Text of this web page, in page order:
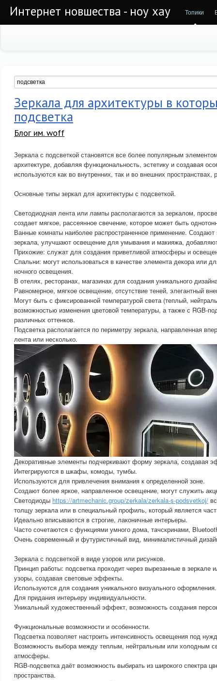
Интернет новшества - ноу хау Топики
Зеркала для архитектуры в
подсветка
Блог им. woff
Зеркала с подсветкой становятся все более популярным
архитектуре, добавляя функциональность, эстетику и создавая
используются как во внутренних, так и во внешних
Основные типы зеркал для архитектуры с подсветкой.
Светодиодная лента или лампы располагаются за зеркалом,
создает мягкое, рассеянное свечение, которое может быть
Ванные комнаты наиболее распространенное применение.
зеркала, улучшают освещение для умывания и макияжа,
Прихожие: служат для создания приветливой атмосферы и
Спальни: могут использоваться в качестве элемента декора или
ночного освещения.
В отелях, ресторанах, магазинах для создания уникального
Равномерное, мягкое освещение, отсутствие теней, элегантный
Могут быть с фиксированной температурой света (теплый,
возможностью изменения цветовой температуры, а также с RGB-
различных оттенков.
Подсветка располагается по периметру зеркала, направленная
лента или несколько.
Декоративные элементы подчеркивают форму зеркала, создавая
Интегрируются в шкафы, комоды, тумбы.
Используются для привлечения внимания к определенной зоне.
Создают более яркое, направленное освещение, могут служить
Светодиоды https://artmechanic.group/zerkala/zerkala-s-podsvetkoj/
толщу зеркала или в специальный профиль, который является
Идеально вписываются в строгие, лаконичные интерьеры.
Часто сочетаются с функциями умного дома, тачскринами,
Очень современный и футуристичный вид, минималистичный
Зеркала с подсветкой в виде узоров или рисунков.
Принцип работы: подсветка проходит через вырезанные в зеркале
узоры, создавая световые эффекты.
Используются для создания уникального визуального оформления.
Для придания интерьеру индивидуальности.
Уникальный художественный эффект, возможность создания
Функциональные возможности и особенности.
Подсветка позволяет настроить интенсивность освещения под
Возможность выбора между теплым, нейтральным или холодным
атмосферы.
RGB-подсветка даёт возможность выбирать из широкого спектра
пространства.